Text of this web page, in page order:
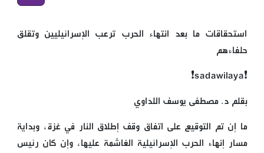
استحقاقات ما بعد انتهاء الحرب ترعب الإسرائيليين وتقلق
حلفاءهم
❗️sadawilaya❗
بقلم د. مصطفى يوسف اللداوي
ما إن تم التوقيع على اتفاق وقف إطلاق النار في غزة، وبداية
مسار إنهاء الحرب الإسرائيلية الغاشمة عليها، وإن كان رئيس